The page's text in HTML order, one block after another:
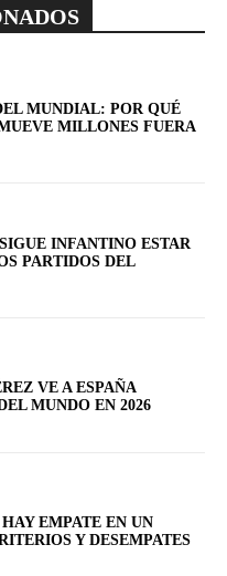
MUNDIAL: POR QUÉ
MILLONES FUERA
INFANTINO ESTAR
PARTIDOS DEL
VE A ESPAÑA
MUNDO EN 2026
EMPATE EN UN
Y DESEMPATES